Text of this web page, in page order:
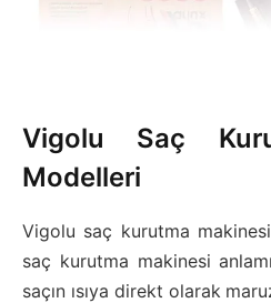
Vigolu Saç
Modelleri
Vigolu saç kurutma
saç kurutma makinesi
saçın ısıya direkt olarak